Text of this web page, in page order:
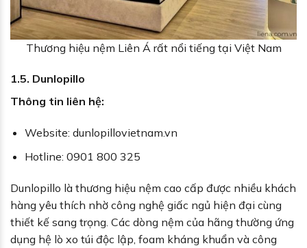
Thương hiệu nệm Liên Á rất nổi tiếng tại Việt Nam
1.5. Dunlopillo
Thông tin liên hệ:
Website: dunlopillovietnam.vn
Hotline: 0901 800 325
Dunlopillo là thương hiệu nệm cao cấp được nhiều khách
hàng yêu thích nhờ công nghệ giấc ngủ hiện đại cùng
thiết kế sang trọng. Các dòng nệm của hãng thường ứng
dụng hệ lò xo túi độc lập, foam kháng khuẩn và công